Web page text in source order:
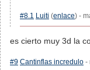
#8.1 Luiti (enlace) -
es cierto muy 3d la
#9 Cantinflas incredulo -